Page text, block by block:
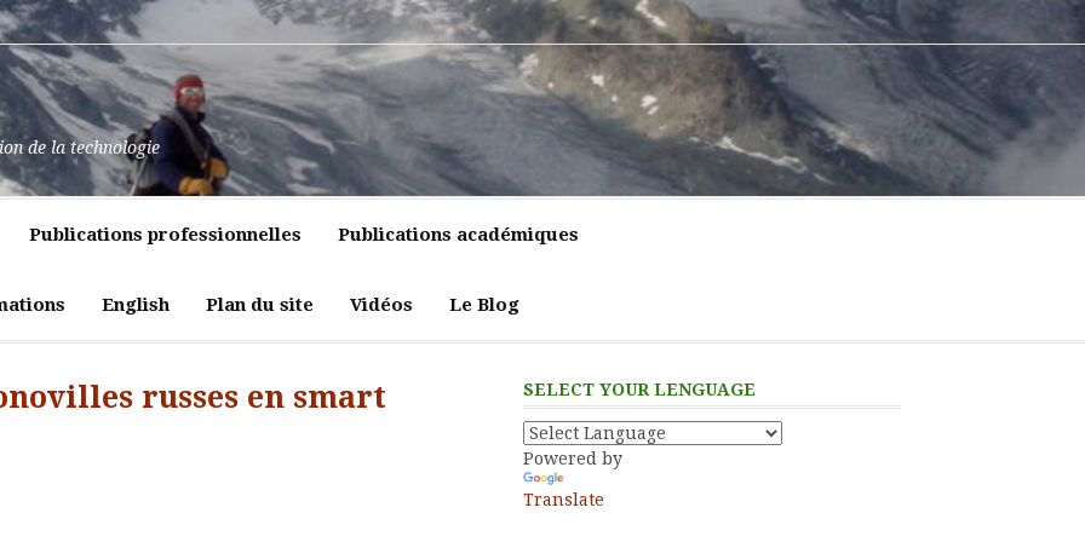
de la technologie
Publications professionnelles Publications académiques
English Plan du site Vidéos Le Blog
russes en smart
SELECT YOUR LENGUAGE
Powered by
Translate